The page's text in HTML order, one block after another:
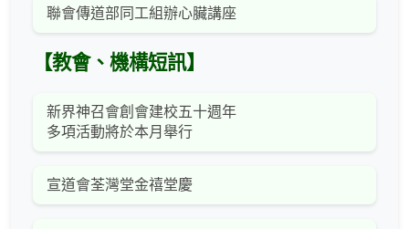
聯會傳道部同工組辦心臟講座
【教會、機構短訊】
新界神召會創會建校五十週年
多項活動將於本月舉行
宣道會荃灣堂金禧堂慶